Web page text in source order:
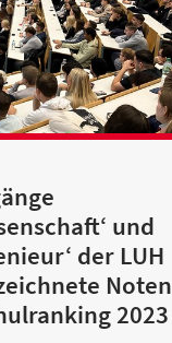
und
der LUH
Noten
2023